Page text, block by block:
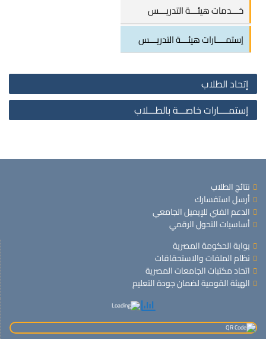
خـــدمات هيئـــة التدريـــس
إستمــــارات هيئـــة التدريـــس
إتحاد الطلاب
إستمــــارات خاصـــة بالطـــلاب
نتائج الطلاب
أرسل استفسارك
الدعم الفني للإيميل الجامعي
أساسيات التحول الرقمي
بوابة الحكومة المصرية
نظام الملفات والاستحقاقات
اتحاد مكتبات الجامعات المصرية
الهيئة القومية لضمان جودة التعليم